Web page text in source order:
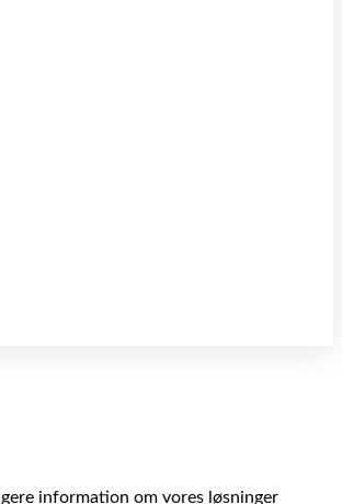
information om vores løsninger